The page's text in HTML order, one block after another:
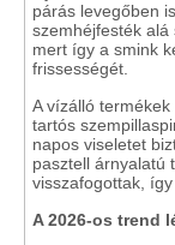
párás levegőben
szemhéjfesték alá
mert így a smink
frissességét.
A vízálló
tartós
napos viseletet
pasztell árnyalatú
visszafogottak,
A 2026-os trend